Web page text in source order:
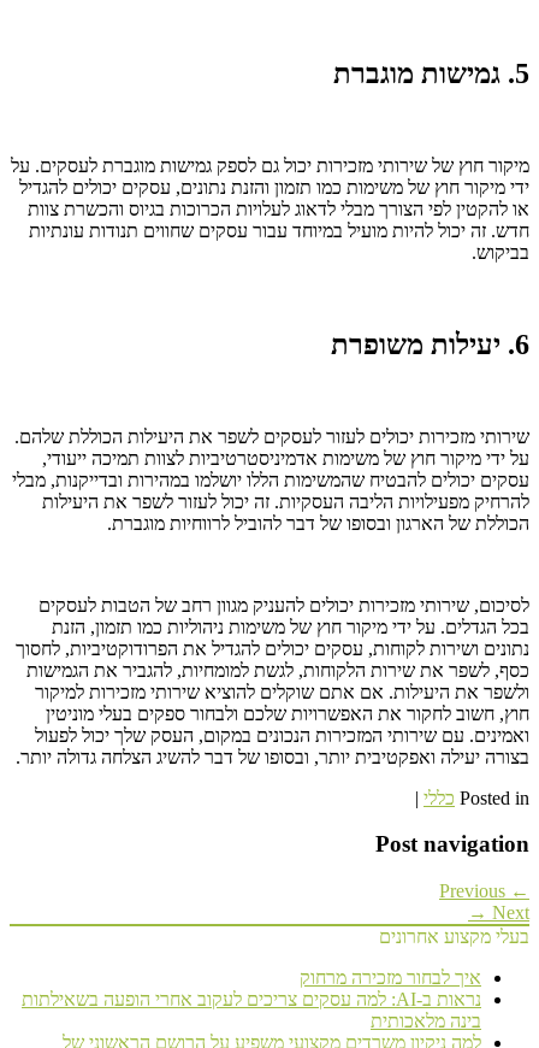
5. גמישות מוגברת
מיקור חוץ של שירותי מזכירות יכול גם לספק גמישות מוגברת לעסקים. על
ידי מיקור חוץ של משימות כמו תזמון והזנת נתונים, עסקים יכולים להגדיל
או להקטין לפי הצורך מבלי לדאוג לעלויות הכרוכות בגיוס והכשרת צוות
חדש. זה יכול להיות מועיל במיוחד עבור עסקים שחווים תנודות עונתיות
בביקוש.
6. יעילות משופרת
שירותי מזכירות יכולים לעזור לעסקים לשפר את היעילות הכוללת שלהם.
על ידי מיקור חוץ של משימות אדמיניסטרטיביות לצוות תמיכה ייעודי,
עסקים יכולים להבטיח שהמשימות הללו יושלמו במהירות ובדייקנות, מבלי
להרחיק מפעילויות הליבה העסקיות. זה יכול לעזור לשפר את היעילות
הכוללת של הארגון ובסופו של דבר להוביל לרווחיות מוגברת.
לסיכום, שירותי מזכירות יכולים להעניק מגוון רחב של הטבות לעסקים
בכל הגדלים. על ידי מיקור חוץ של משימות ניהוליות כמו תזמון, הזנת
נתונים ושירות לקוחות, עסקים יכולים להגדיל את הפרודוקטיביות, לחסוך
כסף, לשפר את שירות הלקוחות, לגשת למומחיות, להגביר את הגמישות
ולשפר את היעילות. אם אתם שוקלים להוציא שירותי מזכירות למיקור
חוץ, חשוב לחקור את האפשרויות שלכם ולבחור ספקים בעלי מוניטין
ואמינים. עם שירותי המזכירות הנכונים במקום, העסק שלך יכול לפעול
בצורה יעילה ואפקטיבית יותר, ובסופו של דבר להשיג הצלחה גדולה יותר.
Posted in כללי |
Post navigation
← Previous
Next →
בעלי מקצוע אחרונים
איך לבחור מזכירה מרחוק
נראות ב-AI: למה עסקים צריכים לעקוב אחרי הופעה בשאילתות
בינה מלאכותית
למה ניקיון משרדים מקצועי משפיע על הרושם הראשוני של